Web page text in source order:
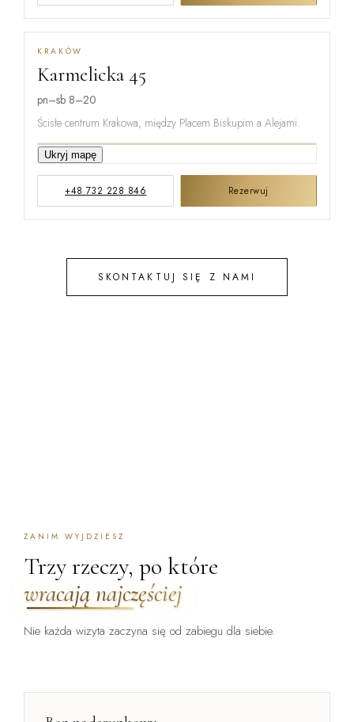
KRAKÓW
Karmelicka 45
pn–sb 8–20
Ścisłe centrum Krakowa, między Placem Biskupim a Alejami.
KARMELICKA
Ukryj mapę
+48 732 228 846 Rezerwuj
SKONTAKTUJ SIĘ Z NAMI
ZANIM WYJDZIESZ
Trzy rzeczy, po które
wracają najczęściej
Nie każda wizyta zaczyna się od zabiegu dla siebie.